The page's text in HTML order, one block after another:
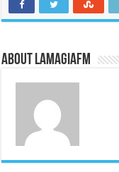
About LaMagiaFM